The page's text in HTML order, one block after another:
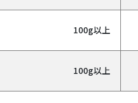
100g以上
100g以上